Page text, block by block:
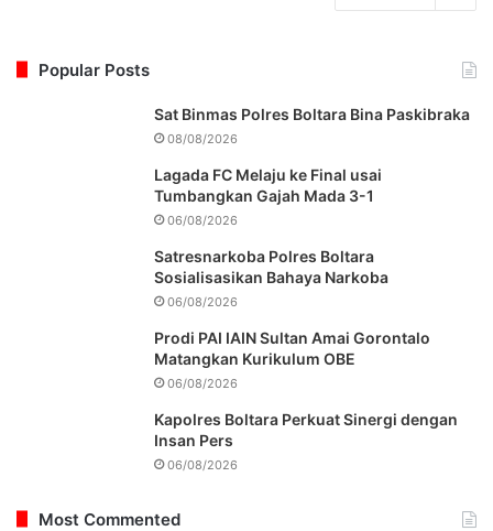
Popular Posts
Sat Binmas Polres Boltara Bina Paskibraka
08/08/2026
Lagada FC Melaju ke Final usai
Tumbangkan Gajah Mada 3-1
06/08/2026
Satresnarkoba Polres Boltara
Sosialisasikan Bahaya Narkoba
06/08/2026
Prodi PAI IAIN Sultan Amai Gorontalo
Matangkan Kurikulum OBE
06/08/2026
Kapolres Boltara Perkuat Sinergi dengan
Insan Pers
06/08/2026
Most Commented